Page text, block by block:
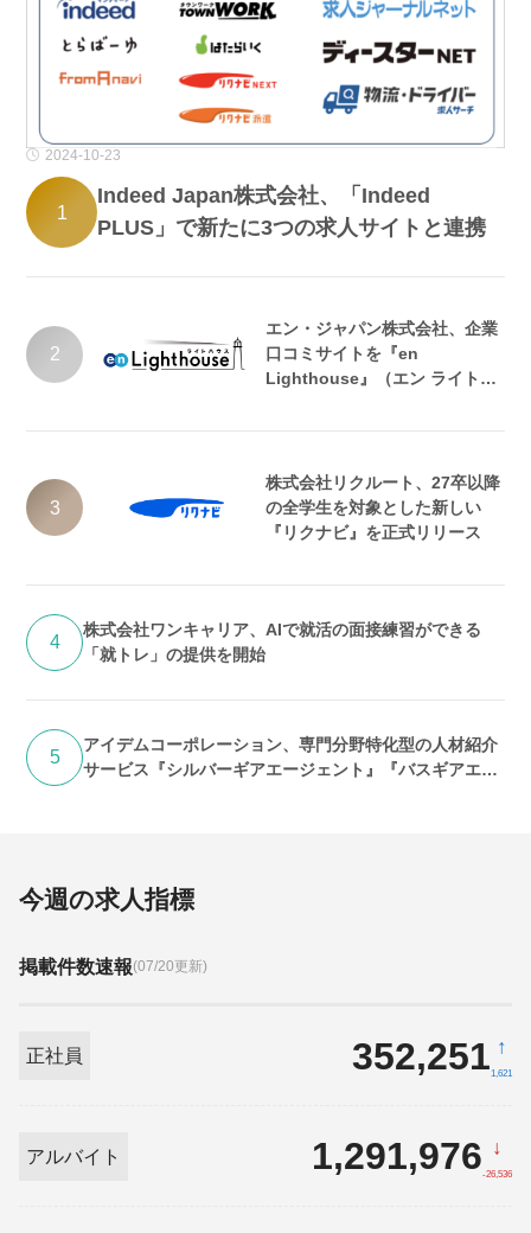
2024-10-23
1
Indeed Japan株式会社、「Indeed
PLUS」で新たに3つの求人サイトと連携
2
エン・ジャパン株式会社、企業
口コミサイトを『en
Lighthouse』（エン ライトハ
3
株式会社リクルート、27卒以降
の全学生を対象とした新しい
『リクナビ』を正式リリース
4
株式会社ワンキャリア、AIで就活の面接練習ができる
「就トレ」の提供を開始
5
アイデムコーポレーション、専門分野特化型の人材紹介
サービス『シルバーギアエージェント』『バスギアエー
今週の求人指標
掲載件数速報(07/20更新)
正社員 352,251 ↑
1,621
アルバイト 1,291,976 ↓
-26,536